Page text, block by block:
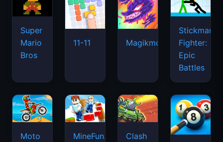
Super
Mario
Bros
11-11 Magikmon
Stickman
Fighter:
Epic
Battles
Moto
MineFun.io
Clash